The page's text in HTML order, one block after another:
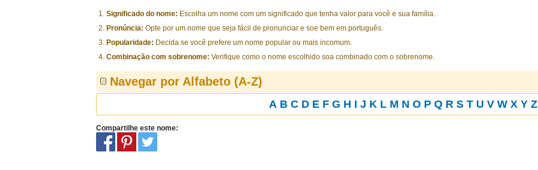
Significado do nome: Escolha um nome com um significado que tenha valor para você e sua família.
Pronúncia: Opte por um nome que seja fácil de pronunciar e soe bem em português.
Popularidade: Decida se você prefere um nome popular ou mais incomum.
Combinação com sobrenome: Verifique como o nome escolhido soa combinado com o sobrenome.
Navegar por Alfabeto (A-Z)
A B C D E F G H I J K L M N O P Q R S T U V W X Y Z
Compartilhe este nome: